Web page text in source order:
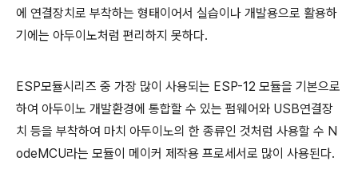
에 연결장치로 부착하는 형태이어서 실습이나 개발용으로 활용하
기에는 아두이노처럼 편리하지 못하다.
ESP모듈시리즈 중 가장 많이 사용되는 ESP-12 모듈을 기본으로
하여 아두이노 개발환경에 통합할 수 있는 펌웨어와 USB연결장
치 등을 부착하여 마치 아두이노의 한 종류인 것처럼 사용할 수 N
odeMCU라는 모듈이 메이커 제작용 프로세서로 많이 사용된다.